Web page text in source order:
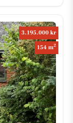
3.195.000 kr
154 m2